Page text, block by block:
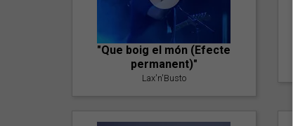
"Que boig el món (Efecte
permanent)"
Lax'n'Busto